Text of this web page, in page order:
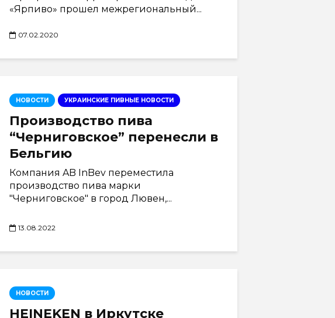
«Ярпиво» прошел межрегиональный...
07.02.2020
НОВОСТИ УКРАИНСКИЕ ПИВНЫЕ НОВОСТИ
Производство пива
“Черниговское” перенесли в
Бельгию
Компания AB InBev переместила
производство пива марки
"Черниговское" в город Лювен,...
13.08.2022
НОВОСТИ
HEINEKEN в Иркутске